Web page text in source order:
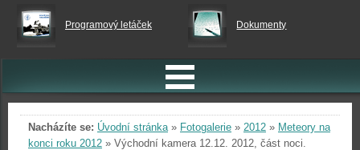
Programový letáček Dokumenty
Nacházíte se: Úvodní stránka» Fotogalerie » 2012 » Meteory na
konci roku 2012 » Východní kamera 12.12. 2012, část noci.